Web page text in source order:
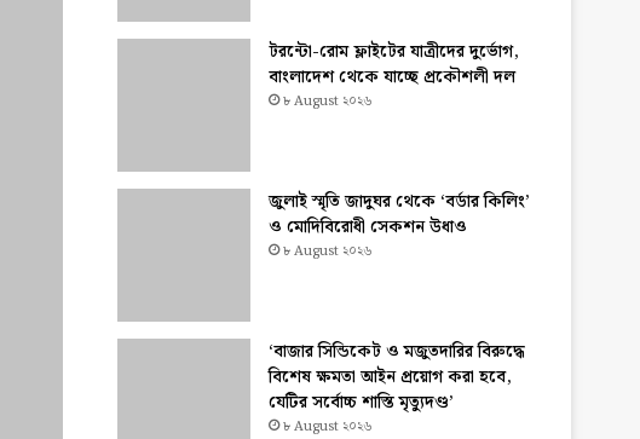
টরন্টো-রোম ফ্লাইটের যাত্রীদের দুর্ভোগ,
বাংলাদেশ থেকে যাচ্ছে প্রকৌশলী দল
৮ August ২০২৬
জুলাই স্মৃতি জাদুঘর থেকে ‘বর্ডার কিলিং’
ও মোদিবিরোধী সেকশন উধাও
৮ August ২০২৬
‘বাজার সিন্ডিকেট ও মজুতদারির বিরুদ্ধে
বিশেষ ক্ষমতা আইন প্রয়োগ করা হবে,
যেটির সর্বোচ্চ শাস্তি মৃত্যুদণ্ড’
৮ August ২০২৬